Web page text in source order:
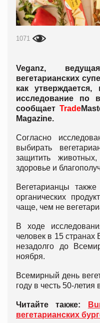
1071
Veganz,
вегетарианских
как утверждается,
исследование по
сообщаетTrade
Magazine.
Согласно
выбирать
защитить
здоровье и
Вегетарианцы
органических
чаще, чем не
В ходе
человек в 15
незадолго до
ноября.
Всемирный день
году в честь 50-летия
Читайте также:
вегетарианских